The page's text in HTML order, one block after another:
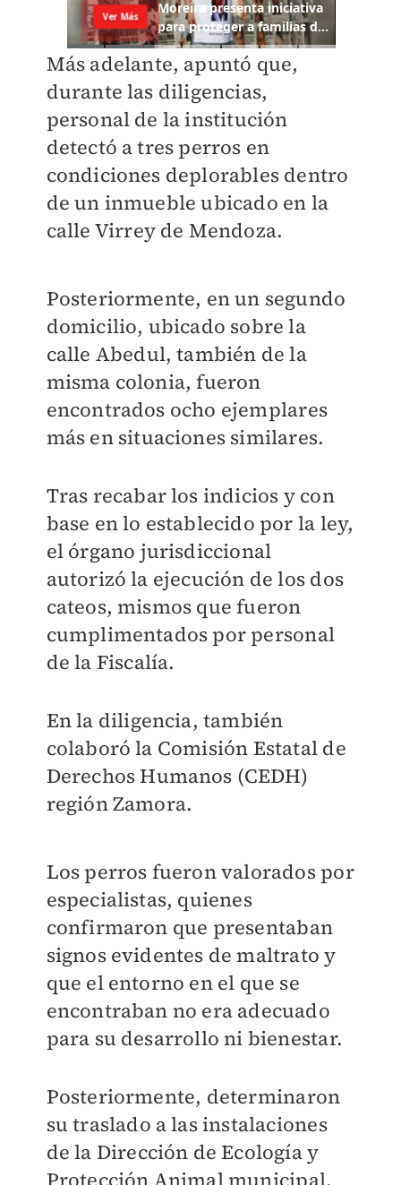
Más adelante, apuntó que,
durante las diligencias,
personal de la institución
detectó a tres perros en
condiciones deplorables dentro
de un inmueble ubicado en la
calle Virrey de Mendoza.
Posteriormente, en un segundo
domicilio, ubicado sobre la
calle Abedul, también de la
misma colonia, fueron
encontrados ocho ejemplares
más en situaciones similares.
Tras recabar los indicios y con
base en lo establecido por la ley,
el órgano jurisdiccional
autorizó la ejecución de los dos
cateos, mismos que fueron
cumplimentados por personal
de la Fiscalía.
En la diligencia, también
colaboró la Comisión Estatal de
Derechos Humanos (CEDH)
región Zamora.
Los perros fueron valorados por
especialistas, quienes
confirmaron que presentaban
signos evidentes de maltrato y
que el entorno en el que se
encontraban no era adecuado
para su desarrollo ni bienestar.
Posteriormente, determinaron
su traslado a las instalaciones
de la Dirección de Ecología y